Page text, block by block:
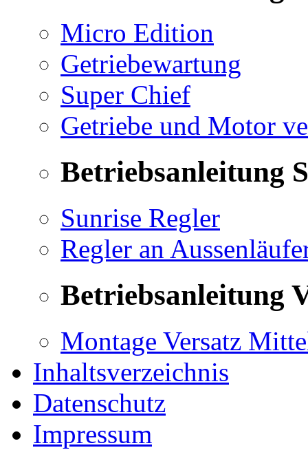
Micro Edition
Getriebewartung
Super Chief
Getriebe und Motor
Betriebsanleitung
Sunrise Regler
Regler an
Betriebsanleitung
Montage Versatz
Inhaltsverzeichnis
Datenschutz
Impressum